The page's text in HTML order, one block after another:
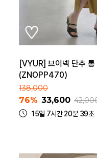
[VYUR] 브이넥 단추 롱
(ZNOPP470)
138,000
76% 33,600
15일 7시간 20분 39초